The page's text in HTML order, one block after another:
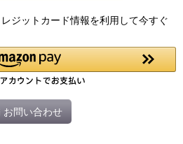
ジットカード情報を利用して今すぐ
お問い合わせ